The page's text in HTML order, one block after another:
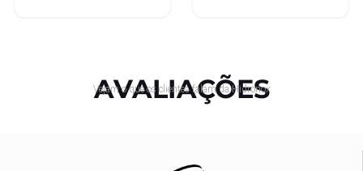
AVALIAÇÕES
Vejam o que os clientes falam da Hidronox